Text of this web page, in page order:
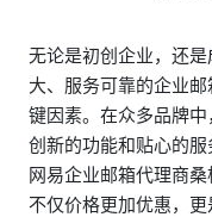
无论是初创企业，还
大、服务可靠的企业
键因素。在众多品牌中
创新的功能和贴心的服
网易企业邮箱代理商桑
不仅价格更加优惠，